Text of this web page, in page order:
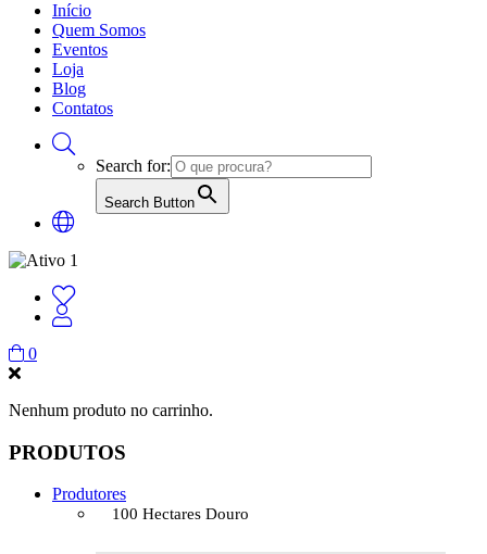
Início
Quem Somos
Eventos
Loja
Blog
Contatos
Search for:
Search Button
0
Nenhum produto no carrinho.
PRODUTOS
Produtores
100 Hectares Douro